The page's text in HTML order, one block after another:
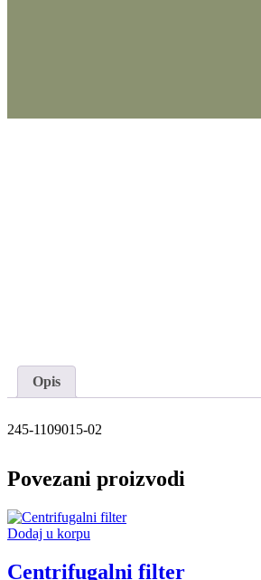
Opis
245-1109015-02
Povezani proizvodi
Dodaj u korpu
Centrifugalni filter